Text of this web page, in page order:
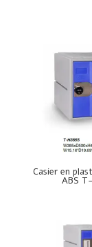
Casier en
ABS